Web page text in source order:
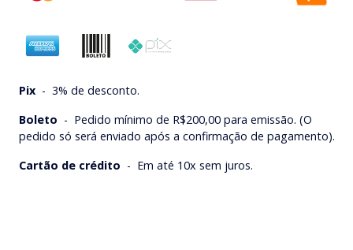
Pix - 3% de desconto.
Boleto - Pedido mínimo de R$200,00 para emissão. (O
pedido só será enviado após a confirmação de pagamento).
Cartão de crédito - Em até 10x sem juros.